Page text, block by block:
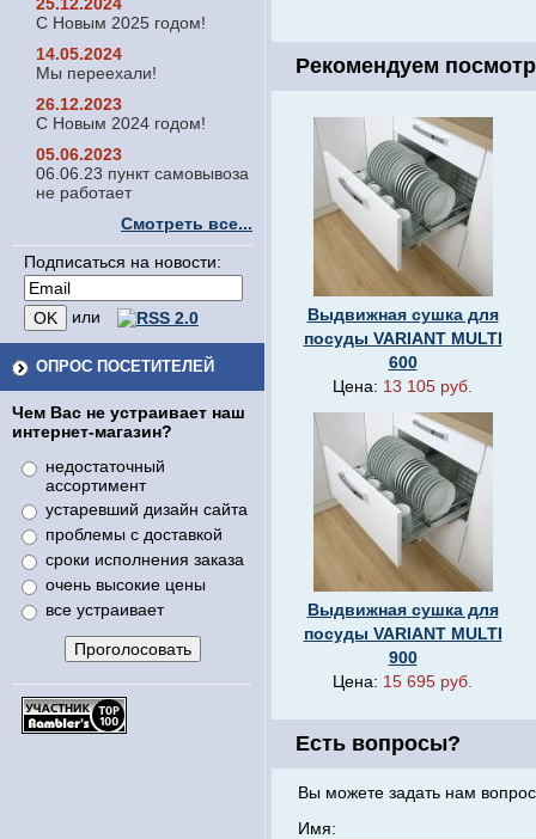
С Новым 2025 годом!
14.05.2024
Мы переехали!
26.12.2023
С Новым 2024 годом!
05.06.2023
06.06.23 пункт самовывоза
не работает
Смотреть все...
Подписаться на новости:
или
ОПРОС ПОСЕТИТЕЛЕЙ
Чем Вас не устраивает наш
интернет-магазин?
недостаточный
ассортимент
устаревший дизайн сайта
проблемы с доставкой
сроки исполнения заказа
очень высокие цены
все устраивает
Рекомендуем
Выдвижная сушка для
посуды VARIANT MULTI
600
Цена: 13 105 руб.
Выдвижная сушка для
посуды VARIANT MULTI
900
Цена: 15 695 руб.
Есть вопросы?
Вы можете задать нам
Имя: